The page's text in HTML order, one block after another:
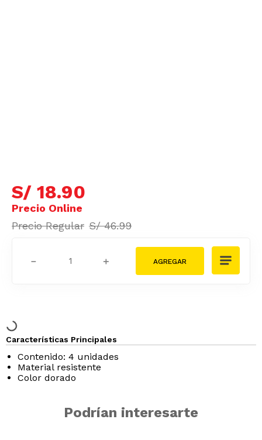
S/ 18.90
S/ 46.99
＋
－
Características Principales
Contenido: 4 unidades
Material resistente
Color dorado
Podrían interesarte